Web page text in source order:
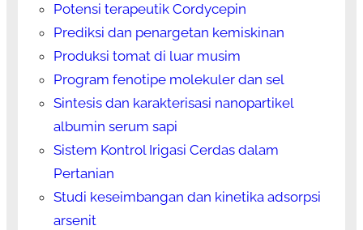
Potensi terapeutik Cordycepin
Prediksi dan penargetan kemiskinan
Produksi tomat di luar musim
Program fenotipe molekuler dan sel
Sintesis dan karakterisasi nanopartikel
albumin serum sapi
Sistem Kontrol Irigasi Cerdas dalam
Pertanian
Studi keseimbangan dan kinetika adsorpsi
arsenit